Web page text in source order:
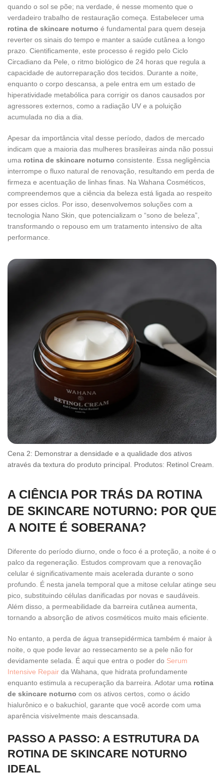
quando o sol se põe; na verdade, é nesse momento que o
verdadeiro trabalho de restauração começa. Estabelecer uma
rotina de skincare noturno é fundamental para quem deseja
reverter os sinais do tempo e manter a saúde cutânea a longo
prazo. Cientificamente, este processo é regido pelo Ciclo
Circadiano da Pele, o ritmo biológico de 24 horas que regula a
capacidade de autorreparação dos tecidos. Durante a noite,
enquanto o corpo descansa, a pele entra em um estado de
hiperatividade metabólica para corrigir os danos causados por
agressores externos, como a radiação UV e a poluição
acumulada no dia a dia.
Apesar da importância vital desse período, dados de mercado
indicam que a maioria das mulheres brasileiras ainda não possui
uma rotina de skincare noturno consistente. Essa negligência
interrompe o fluxo natural de renovação, resultando em perda de
firmeza e acentuação de linhas finas. Na Wahana Cosméticos,
compreendemos que a ciência da beleza está ligada ao respeito
por esses ciclos. Por isso, desenvolvemos soluções com a
tecnologia Nano Skin, que potencializam o “sono de beleza”,
transformando o repouso em um tratamento intensivo de alta
performance.
Cena 2: Demonstrar a densidade e a qualidade dos ativos
através da textura do produto principal. Produtos: Retinol Cream.
A CIÊNCIA POR TRÁS DA ROTINA
DE SKINCARE NOTURNO: POR QUE
A NOITE É SOBERANA?
Diferente do período diurno, onde o foco é a proteção, a noite é o
palco da regeneração. Estudos comprovam que a renovação
celular é significativamente mais acelerada durante o sono
profundo. É nesta janela temporal que a mitose celular atinge seu
pico, substituindo células danificadas por novas e saudáveis.
Além disso, a permeabilidade da barreira cutânea aumenta,
tornando a absorção de ativos cosméticos muito mais eficiente.
No entanto, a perda de água transepidérmica também é maior à
noite, o que pode levar ao ressecamento se a pele não for
devidamente selada. É aqui que entra o poder do Serum
Intensive Repair da Wahana, que hidrata profundamente
enquanto estimula a recuperação da barreira. Adotar uma rotina
de skincare noturno com os ativos certos, como o ácido
hialurônico e o bakuchiol, garante que você acorde com uma
aparência visivelmente mais descansada.
PASSO A PASSO: A ESTRUTURA DA
ROTINA DE SKINCARE NOTURNO
IDEAL